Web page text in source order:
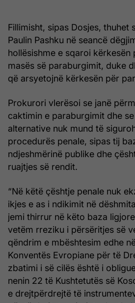
Fillimisht, sipas Dosjes, thuhet
Paulin Pashku në seancë
hollësishme e sqaroi kërkesën
masës së paraburgimit, duke
që arsyetojnë kërkesën për
Prokurori vlerësoi se janë
caktimin e paraburgimit dhe
alternative nuk mund të
procedurës penale, sipas tij
ndjeshmërinë publike dhe
ruajtjes së rendit.
“Në këtë çështje penale nuk
ikjes e as i ndikimit në
jemi thirrur në këto baza
vetëm rreziku i përsëritjes së
qëndrim e mbështesim edhe
Konventës Evropiane për të
zbatimi i së cilës është i
nenin 22 të Kushtetutës së
e drejtpërdrejtë të